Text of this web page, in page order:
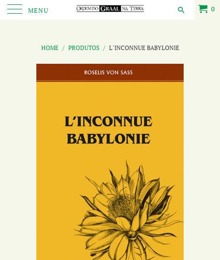
MENU 0
HOME / PRODUTOS / L´INCONNUE BABYLONIE